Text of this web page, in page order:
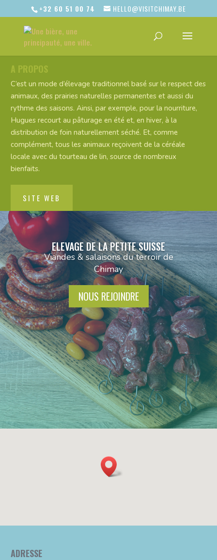
+32 60 51 00 74 HELLO@VISITCHIMAY.BE
A PROPOS
C’est un mode d’élevage traditionnel basé sur le respect des
animaux, des prairies naturelles permanentes et aussi du
rythme des saisons. Ainsi, par exemple, pour la nourriture,
Hugues recourt au pâturage en été et, en hiver, à la
distribution de foin naturellement séché. Et, comme
complément, tous les animaux reçoivent de la céréale
locale avec du tourteau de lin, source de nombreux
bienfaits.
SITE WEB
ELEVAGE DE LA PETITE SUISSE
Viandes & salaisons du terroir de
Chimay
NOUS REJOINDRE
ADRESSE